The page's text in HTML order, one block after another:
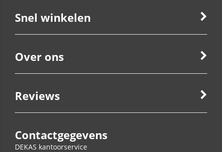
Snel winkelen
Over ons
Reviews
Contactgegevens
DEKAS kantoorservice